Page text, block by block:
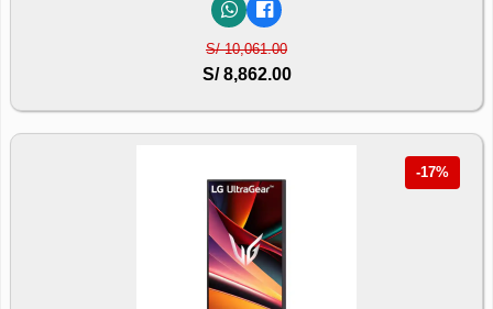
S/ 10,061.00
S/ 8,862.00
-17%